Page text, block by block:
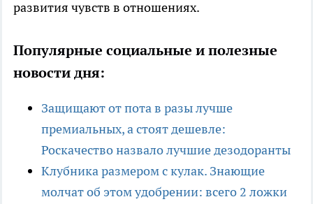
развития чувств в отношениях.
Популярные социальные и полезные
новости дня:
Защищают от пота в разы лучше
премиальных, а стоят дешевле:
Роскачество назвало лучшие дезодоранты
Клубника размером с кулак. Знающие
молчат об этом удобрении: всего 2 ложки